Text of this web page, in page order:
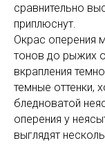
сравнительно
приплюснут.
Окрас оперения
тонов до рыжих
вкрапления
темные оттенки,
бледноватой
оперения у
выглядят